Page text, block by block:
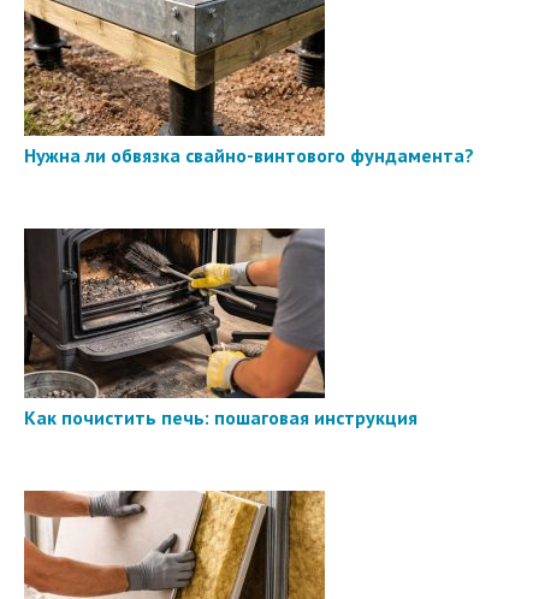
Нужна ли обвязка свайно-винтового фундамента?
Как почистить печь: пошаговая инструкция